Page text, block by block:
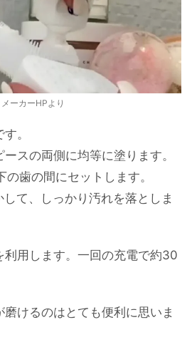
メーカーHPより
。
スの両側に均等に塗ります。
歯の間にセットします。
て、しっかり汚れを落としま
利用します。一回の充電で約30
けるのはとても便利に思いま